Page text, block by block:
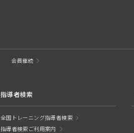
会員継続
指導者検索
全国トレーニング指導者検索
指導者検索ご利用案内